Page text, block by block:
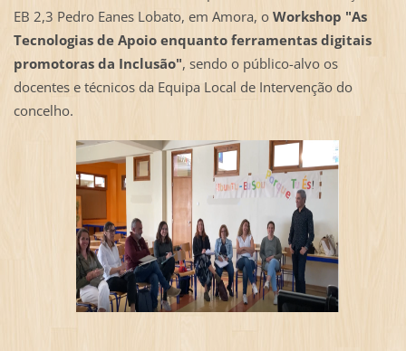
EB 2,3 Pedro Eanes Lobato, em Amora, o Workshop "As
Tecnologias de Apoio enquanto ferramentas digitais
promotoras da Inclusão", sendo o público-alvo os
docentes e técnicos da Equipa Local de Intervenção do
concelho.